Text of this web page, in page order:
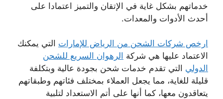
خدماتهم بشكل غاية في الإتقان والتميز اعتمادا على
أحدث الأدوات والمعدات.
ارخص شركات الشحن من الرياض للإمارات التي يمكنك
الاعتماد عليها هي شركة الرهوان السريع للشحن
الدولي التي تقدم خدمات شحن بجودة عالية وبتكلفة
قليلة للغاية، مما يجعل العملاء بمختلف فئاتهم وطبقاتهم
يتعاقدون معها، كما أنها على أتم الاستعداد لتلبية